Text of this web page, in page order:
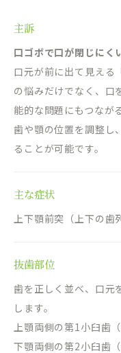
主訴
口ゴボで口が閉じにく
口元が前に出て見える
の悩みだけでなく、口
能的な問題にもつなが
歯や顎の位置を調整し
ることが可能です。
主な症状
上下顎前突（上下の歯
抜歯部位
歯を正しく並べ、口元
します。
上顎両側の第1小臼歯（
下顎両側の第2小臼歯（